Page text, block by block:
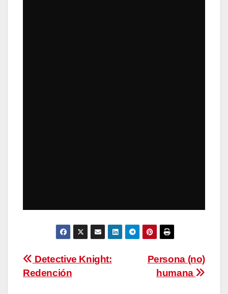
Navegación
de
Persona (no)
humana
Detective Knight:
Redención